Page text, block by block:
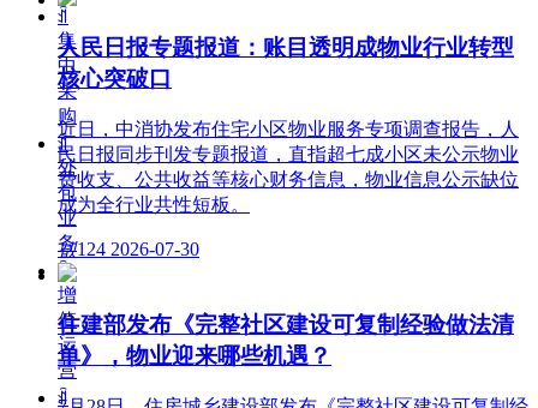
ꀉ
集
中
采
购
ꀉ
外
包
业
务
ꀉ
增
值
运
营
ꀉ
人民日报专题报道：账目透明成物业行业转型
核心突破口
近日，中消协发布住宅小区物业服务专项调查报告，人
民日报同步刊发专题报道，直指超七成小区未公示物业
费收支、公共收益等核心财务信息，物业信息公示缺位
成为全行业共性短板。
넶124 2026-07-30
住建部发布《完整社区建设可复制经验做法清
单》，物业迎来哪些机遇？